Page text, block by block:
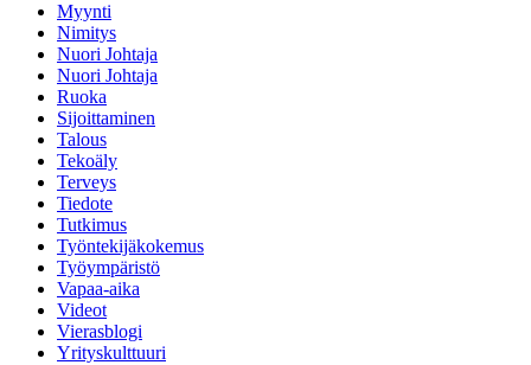
Myynti
Nimitys
Nuori Johtaja
Nuori Johtaja
Ruoka
Sijoittaminen
Talous
Tekoäly
Terveys
Tiedote
Tutkimus
Työntekijäkokemus
Työympäristö
Vapaa-aika
Videot
Vierasblogi
Yrityskulttuuri